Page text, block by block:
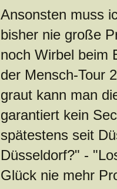
Ansonsten muss
bisher nie große
noch Wirbel beim
der Mensch-Tour
graut kann man
garantiert kein
spätestens seit
Düsseldorf?" -
Glück nie mehr